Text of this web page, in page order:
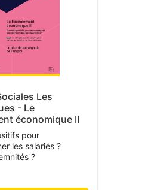
Les
- Le
économique II
pour
les salariés ?
?